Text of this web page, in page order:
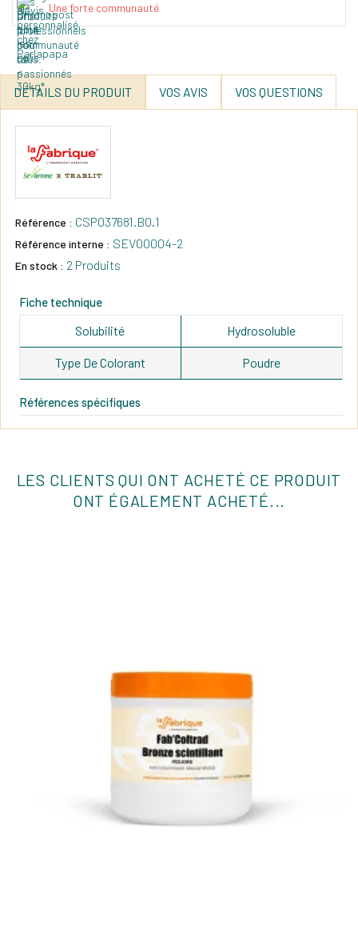
Une forte communauté
DÉTAILS DU PRODUIT VOS AVIS VOS QUESTIONS
Référence : CSP037681.B0.1
Référence interne : SEV00004-2
En stock : 2 Produits
Fiche technique
Solubilité Hydrosoluble
Type De Colorant Poudre
Références spécifiques
LES CLIENTS QUI ONT ACHETÉ CE PRODUIT
ONT ÉGALEMENT ACHETÉ...